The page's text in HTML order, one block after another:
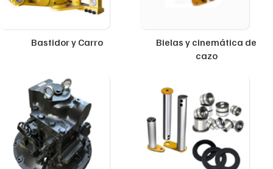
Bastidor y Carro
Bielas y cinemática de
cazo